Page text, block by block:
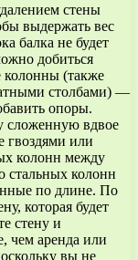
стены
выдержать вес
балка не будет
добиться
колонны (также
столбами) —
опоры.
сложенную вдвое
гвоздями или
колонн между
стальных колонн
по длине. По
которая будет
стену и
чем аренда или
вы не